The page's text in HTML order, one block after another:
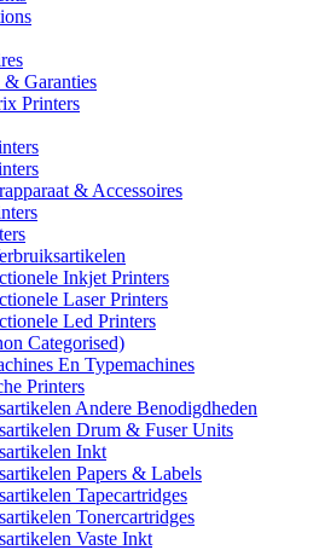
& Garanties
Printers
& Accessoires
Inkjet Printers
Laser Printers
Led Printers
Categorised)
En Typemachines
Printers
Andere Benodigdheden
Drum & Fuser Units
Inkt
Papers & Labels
Tapecartridges
Tonercartridges
Vaste Inkt